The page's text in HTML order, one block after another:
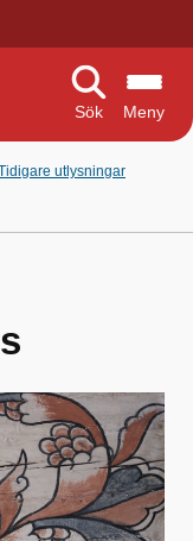
Sök
Meny
utlysningar